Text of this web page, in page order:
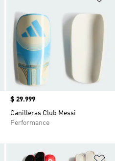
Precio
$ 29.999
Canilleras Club Messi
Performance
Añadir a la lista de deseos